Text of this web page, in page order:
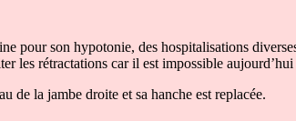
pour son hypotonie, des hospitalisations
les rétractations car il est impossible
de la jambe droite et sa hanche est replacée.